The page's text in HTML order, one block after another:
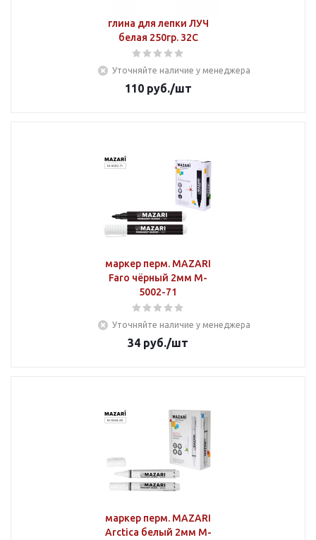
глина для лепки ЛУЧ
белая 250гр. 32С
Уточняйте наличие у менеджера
110руб./шт
маркер перм. MAZARI
Faro чёрный 2мм M-
5002-71
Уточняйте наличие у менеджера
34 руб./шт
маркер перм. MAZARI
Arctica белый 2мм M-